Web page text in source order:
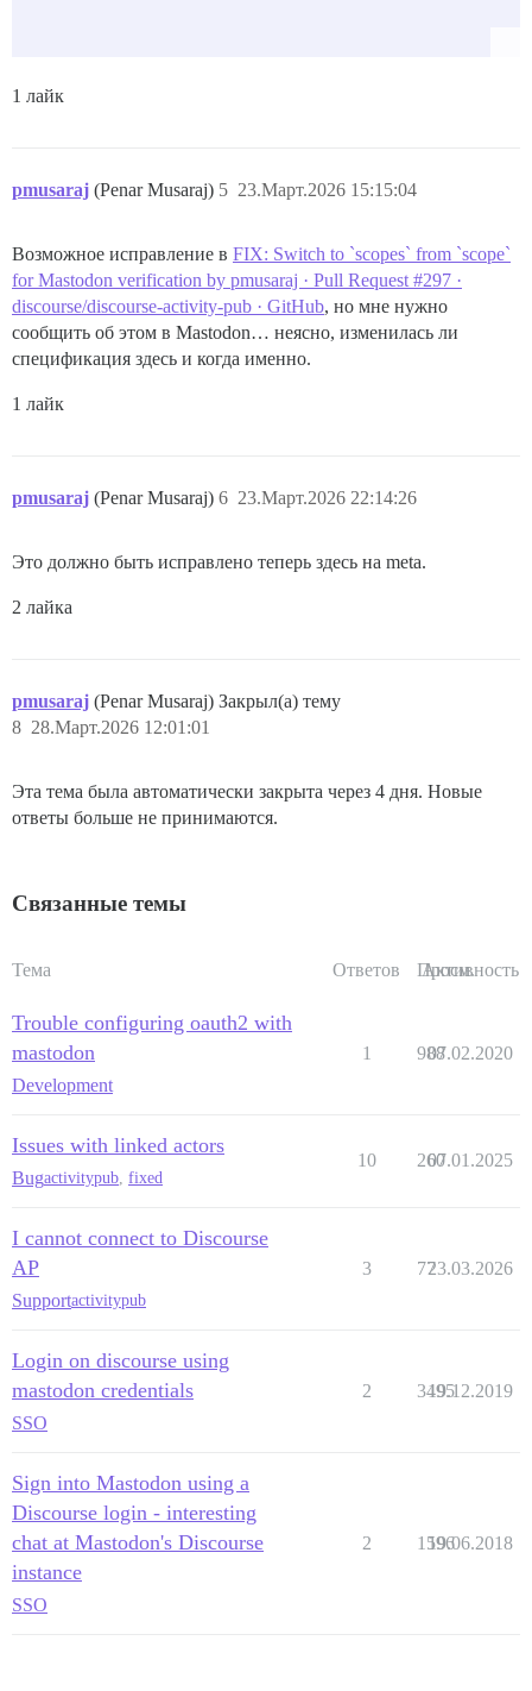
1 лайк
pmusaraj (Penar Musaraj) 23.Март.2026 15:15:04
5
Возможное исправление в FIX: Switch to `scopes` from `scope`
for Mastodon verification by pmusaraj · Pull Request #297 ·
discourse/discourse-activity-pub · GitHub, но мне нужно
сообщить об этом в Mastodon… неясно, изменилась ли
спецификация здесь и когда именно.
1 лайк
pmusaraj (Penar Musaraj) 23.Март.2026 22:14:26
6
Это должно быть исправлено теперь здесь на meta.
2 лайка
pmusaraj (Penar Musaraj) Закрыл(а) тему
28.Март.2026 12:01:01
8
Эта тема была автоматически закрыта через 4 дня. Новые
ответы больше не принимаются.
Связанные темы
Тема Ответов Просм.
Активность
Trouble configuring oauth2 with
mastodon
Development
1 988
07.02.2020
Issues with linked actors
Bugactivitypub, fixed
10 260
07.01.2025
I cannot connect to Discourse
AP
Supportactivitypub
3 7723.03.2026
Login on discourse using
mastodon credentials
SSO
2 3495
19.12.2019
Sign into Mastodon using a
Discourse login - interesting
chat at Mastodon's Discourse
instance
SSO
2 1596
19.06.2018